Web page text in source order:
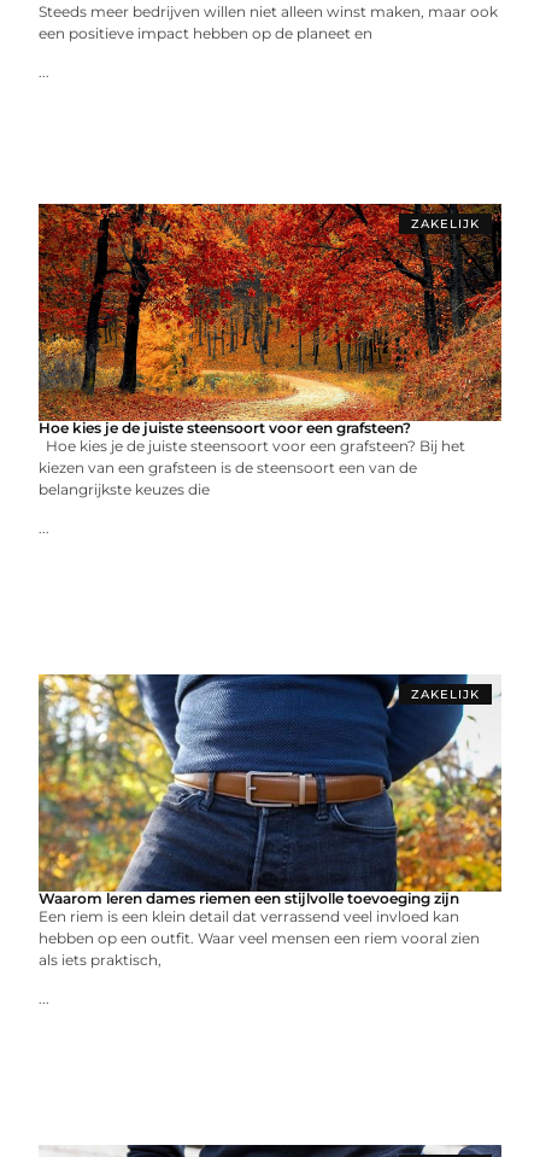
Steeds meer bedrijven willen niet alleen winst maken, maar ook
een positieve impact hebben op de planeet en
...
ZAKELIJK
Hoe kies je de juiste steensoort voor een grafsteen?
Hoe kies je de juiste steensoort voor een grafsteen? Bij het
kiezen van een grafsteen is de steensoort een van de
belangrijkste keuzes die
...
ZAKELIJK
Waarom leren dames riemen een stijlvolle toevoeging zijn
Een riem is een klein detail dat verrassend veel invloed kan
hebben op een outfit. Waar veel mensen een riem vooral zien
als iets praktisch,
...